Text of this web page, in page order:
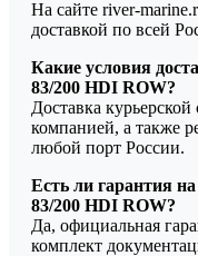
На сайте river-
доставкой по всей
Какие условия
83/200 HDI ROW?
Доставка
компанией, а также
любой порт России.
Есть ли гарантия
83/200 HDI ROW?
Да, официальная
комплект